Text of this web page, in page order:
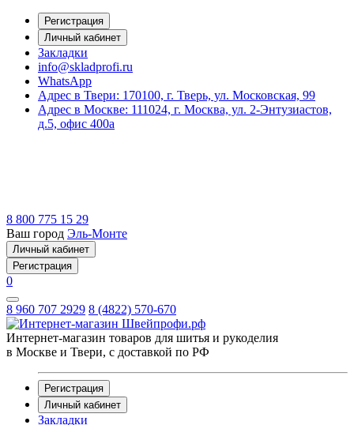
Регистрация
Личный кабинет
Закладки
info@skladprofi.ru
WhatsApp
Адрес в Твери: 170100, г. Тверь, ул. Московская, 99
Адрес в Москве: 111024, г. Москва, ул. 2-Энтузиастов,
д.5, офис 400а
8 800 775 15 29
Ваш город Эль-Монте
Личный кабинет
Регистрация
0
8 960 707 2929 8 (4822) 570-670
Интернет-магазин товаров для шитья и рукоделия
в Москве и Твери, с доставкой по РФ
Регистрация
Личный кабинет
Закладки